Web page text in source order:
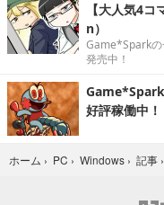
【大人気4
n）
Game*Sparkの
発売中！
好評稼働中！
ホーム › PC › Windows › 記事 ›